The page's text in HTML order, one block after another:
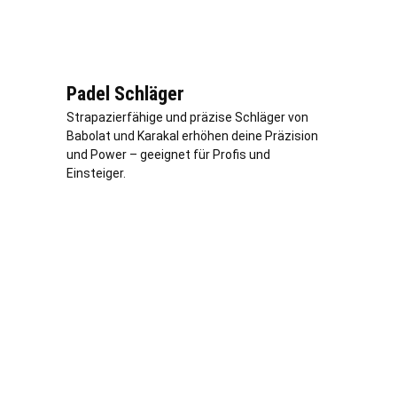
Padel Schläger
Strapazierfähige und präzise Schläger von
Babolat und Karakal erhöhen deine Präzision
und Power – geeignet für Profis und
Einsteiger.